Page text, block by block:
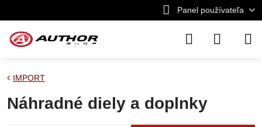
Panel používateľa
IMPORT
Náhradné diely a doplnky